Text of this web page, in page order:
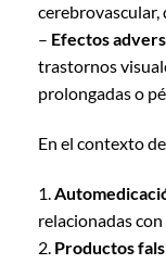
– Efectos
trastornos
prolongadas o
En el contexto
1.
relacionadas
2. Productos